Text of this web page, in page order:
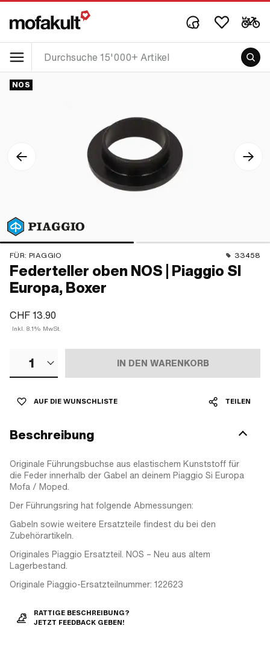
NOS
FÜR: PIAGGIO 33458
Federteller oben NOS | Piaggio SI
Europa, Boxer
CHF 13.90
Inkl. 8.1% MwSt.
1 IN DEN WARENKORB
AUF DIE WUNSCHLISTE TEILEN
Beschreibung
Originale Führungsbuchse aus elastischem Kunststoff für
die Feder innerhalb der Gabel an deinem Piaggio Si Europa
Mofa / Moped.
Der Führungsring hat folgende Abmessungen:
Gabeln sowie weitere Ersatzteile findest du bei den
Zubehörartikeln.
Originales Piaggio Ersatzteil. NOS – Neu aus altem
Lagerbestand.
Originale Piaggio-Ersatzteilnummer: 122623
RATTIGE BESCHREIBUNG?
JETZT FEEDBACK GEBEN!